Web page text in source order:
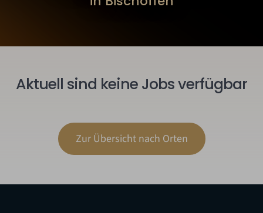
Aktuell sind keine Jobs verfügbar
Zur Übersicht nach Orten